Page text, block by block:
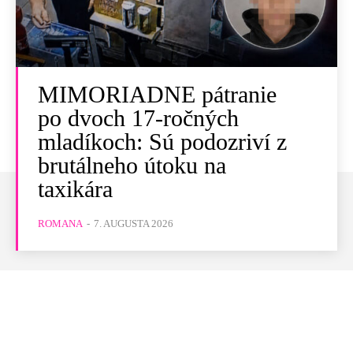
MIMORIADNE pátranie
po dvoch 17-ročných
mladíkoch: Sú podozriví z
brutálneho útoku na
taxikára
ROMANA - 7. AUGUSTA 2026